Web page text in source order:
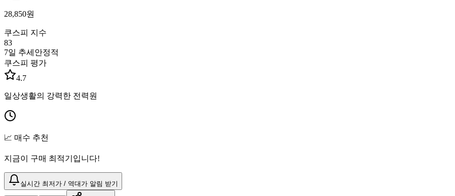
28,850원
쿠스피 지수
83
7일 추세 안정적
쿠스피 평가
4.7
일상생활의 강력한 전력원
📈 매수 추천
지금이 구매 최적기입니다!
실시간 최저가 / 역대가 알림 받기